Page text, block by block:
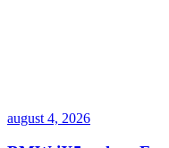
august 4, 2026